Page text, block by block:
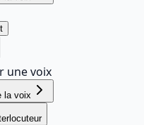
une voix
la voix